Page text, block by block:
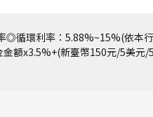
◎循環利率：5.88%~15%(依本
額x3.5%+(新臺幣150元/5美